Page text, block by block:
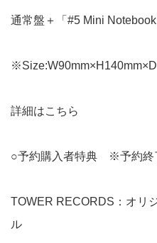
通常盤＋「#5 Mini
詳細はこちら
○予約購入者特典 ※予約終
TOWER RECORDS：オリ
ル